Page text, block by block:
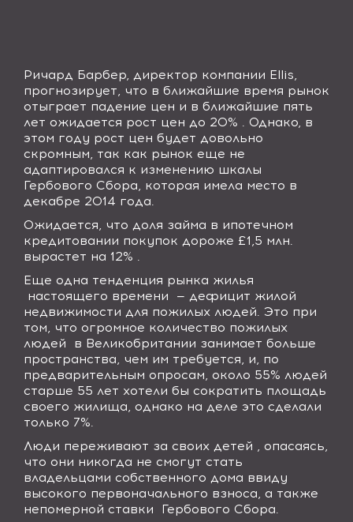
Ричард Барбер, директор компании Ellis,
прогнозирует, что в ближайшие время рынок
отыграет падение цен и в ближайшие пять
лет ожидается рост цен до 20% . Однако, в
этом году рост цен будет довольно
скромным, так как рынок еще не
адаптировался к изменению шкалы
Гербового Сбора, которая имела место в
декабре 2014 года.
Ожидается, что доля займа в ипотечном
кредитовании покупок дороже £1,5 млн.
вырастет на 12% .
Еще одна тенденция рынка жилья
настоящего времени
— дефицит жилой
недвижимости для пожилых людей. Это при
том, что огромное количество пожилых
людей
в Великобритании занимает больше
пространства, чем им требуется, и, по
предварительным опросам, около 55% людей
старше 55 лет хотели бы сократить площадь
своего жилища, однако на деле это сделали
только 7%.
Люди переживают за своих детей , опасаясь,
что они никогда не смогут стать
владельцами собственного дома ввиду
высокого первоначального взноса, а также
непомерной ставки
Гербового Сбора.